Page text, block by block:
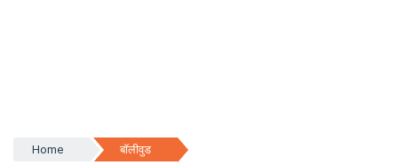
Home बॉलीवुड